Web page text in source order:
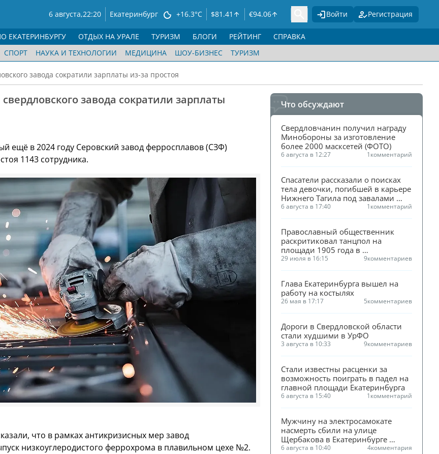
6 августа,22:20 Екатеринбург +16.3°C $81.41 €94.06 Войти Регистрация
СПОРТ НАУКА И ТЕХНОЛОГИИ МЕДИЦИНА ШОУ-БИЗНЕС ТУРИЗМ
ЕКАТЕРИНБУРГУ ОТДЫХ НА УРАЛЕ ТУРИЗМ БЛОГИ РЕЙТИНГ СПРАВКА
завода сократили зарплаты из-за простоя
завода сократили зарплаты
ещё в 2024 году Серовский завод ферросплавов (СЗФ)
1143 сотрудника.
что в рамках антикризисных мер завод
низкоуглеродистого феррохрома в плавильном цехе №2.
Что обсуждают
Свердловчанин получил награду
Минобороны за изготовление
более 2000 масксетей (ФОТО)
6 августа в 12:27 1комментарий
Спасатели рассказали о поисках
тела девочки, погибшей в карьере
Нижнего Тагила под завалами
песка
6 августа в 17:40 1комментарий
Православный общественник
раскритиковал танцпол на
площади 1905 года в
Екатеринбурге
29 июля в 16:15 9комментариев
Глава Екатеринбурга вышел на
работу на костылях
26 мая в 17:17 5комментариев
Дороги в Свердловской области
стали худшими в УрФО
3 августа в 10:33 9комментариев
Стали известны расценки за
возможность поиграть в падел на
главной площади Екатеринбурга
6 августа в 15:40 1комментарий
Мужчину на электросамокате
насмерть сбили на улице
Щербакова в Екатеринбурге
(ФОТО)
6 августа в 10:40 4комментария